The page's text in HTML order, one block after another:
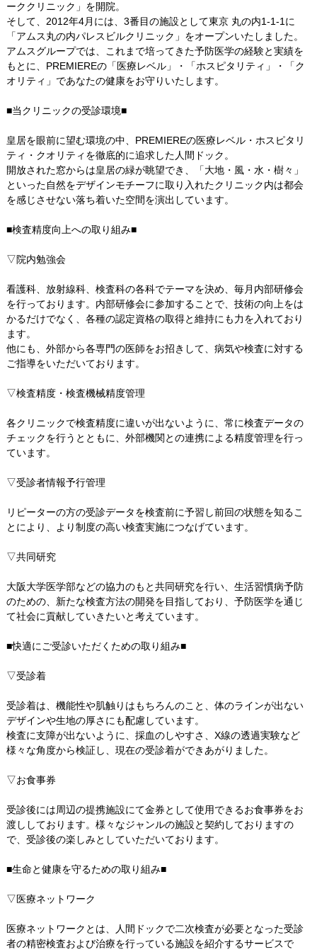
ーククリニック」を開院。
そして、2012年4月には、3番目の施設として東京 丸の内1-1-1に
「アムス丸の内パレスビルクリニック」をオープンいたしました。
アムスグループでは、これまで培ってきた予防医学の経験と実績を
もとに、PREMIEREの「医療レベル」・「ホスピタリティ」・「ク
オリティ」であなたの健康をお守りいたします。
■当クリニックの受診環境■
皇居を眼前に望む環境の中、PREMIEREの医療レベル・ホスピタリ
ティ・クオリティを徹底的に追求した人間ドック。
開放された窓からは皇居の緑が眺望でき、「大地・風・水・樹々」
といった自然をデザインモチーフに取り入れたクリニック内は都会
を感じさせない落ち着いた空間を演出しています。
■検査精度向上への取り組み■
▽院内勉強会
看護科、放射線科、検査科の各科でテーマを決め、毎月内部研修会
を行っております。内部研修会に参加することで、技術の向上をは
かるだけでなく、各種の認定資格の取得と維持にも力を入れており
ます。
他にも、外部から各専門の医師をお招きして、病気や検査に対する
ご指導をいただいております。
▽検査精度・検査機械精度管理
各クリニックで検査精度に違いが出ないように、常に検査データの
チェックを行うとともに、外部機関との連携による精度管理を行っ
ています。
▽受診者情報予行管理
リピーターの方の受診データを検査前に予習し前回の状態を知るこ
とにより、より制度の高い検査実施につなげています。
▽共同研究
大阪大学医学部などの協力のもと共同研究を行い、生活習慣病予防
のための、新たな検査方法の開発を目指しており、予防医学を通じ
て社会に貢献していきたいと考えています。
■快適にご受診いただくための取り組み■
▽受診着
受診着は、機能性や肌触りはもちろんのこと、体のラインが出ない
デザインや生地の厚さにも配慮しています。
検査に支障が出ないように、採血のしやすさ、X線の透過実験など
様々な角度から検証し、現在の受診着ができあがりました。
▽お食事券
受診後には周辺の提携施設にて金券として使用できるお食事券をお
渡ししております。様々なジャンルの施設と契約しておりますの
で、受診後の楽しみとしていただいております。
■生命と健康を守るための取り組み■
▽医療ネットワーク
医療ネットワークとは、人間ドックで二次検査が必要となった受診
者の精密検査および治療を行っている施設を紹介するサービスで